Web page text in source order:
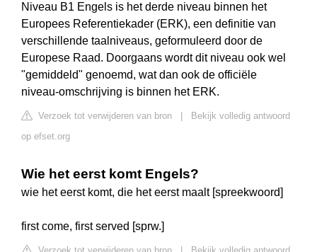
Niveau B1 Engels is het derde niveau binnen het
Europees Referentiekader (ERK), een definitie van
verschillende taalniveaus, geformuleerd door de
Europese Raad. Doorgaans wordt dit niveau ook wel
"gemiddeld" genoemd, wat dan ook de officiële
niveau-omschrijving is binnen het ERK.
Verzoek tot verwijderen van bron
Bekijk volledig antwoord
op efset.org
Wie het eerst komt Engels?
wie het eerst komt, die het eerst maalt [spreekwoord]
first come, first served [sprw.]